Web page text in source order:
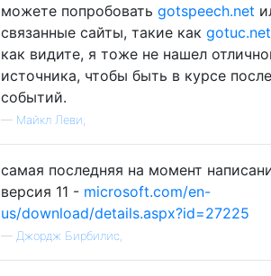
можете попробовать gotspeech.net
связанные сайты, такие как gotuc.net
как видите, я тоже не нашел
источника, чтобы быть в курсе
событий.
— Майкл Леви,
самая последняя на момент
версия 11 - microsoft.com/en-
us/download/details.aspx?id=27225
— Джордж Бирбилис,